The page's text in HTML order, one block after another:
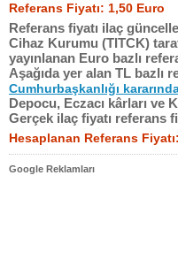
Referans Fiyatı: 1,50 Euro
Referans fiyatı ilaç
Cihaz Kurumu (TITCK)
yayınlanan Euro bazlı
Aşağıda yer alan TL bazlı
Cumhurbaşkanlığı
Depocu, Eczacı kârları ve
Gerçek ilaç fiyatı referans
Hesaplanan Referans
Google Reklamları